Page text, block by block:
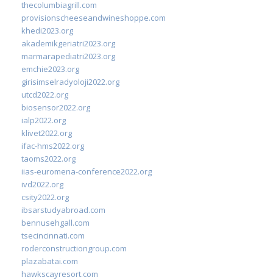
thecolumbiagrill.com
provisionscheeseandwineshoppe.com
khedi2023.org
akademikgeriatri2023.org
marmarapediatri2023.org
emchie2023.org
girisimselradyoloji2022.org
utcd2022.org
biosensor2022.org
ialp2022.org
klivet2022.org
ifac-hms2022.org
taoms2022.org
iias-euromena-conference2022.org
ivd2022.org
csity2022.org
ibsarstudyabroad.com
bennusehgall.com
tsecincinnati.com
roderconstructiongroup.com
plazabatai.com
hawkscayresort.com